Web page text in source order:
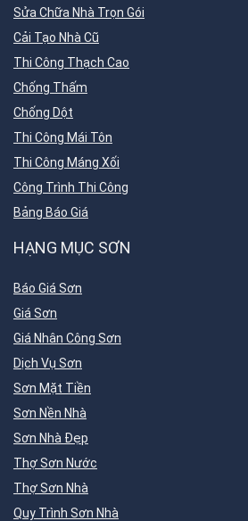
Sửa Chữa Nhà Trọn Gói
Cải Tạo Nhà Cũ
Thi Công Thạch Cao
Chống Thấm
Chống Dột
Thi Công Mái Tôn
Thi Công Máng Xối
Công Trình Thi Công
Bảng Báo Giá
HẠNG MỤC SƠN
Báo Giá Sơn
Giá Sơn
Giá Nhân Công Sơn
Dịch Vụ Sơn
Sơn Mặt Tiền
Sơn Nền Nhà
Sơn Nhà Đẹp
Thợ Sơn Nước
Thợ Sơn Nhà
Quy Trình Sơn Nhà